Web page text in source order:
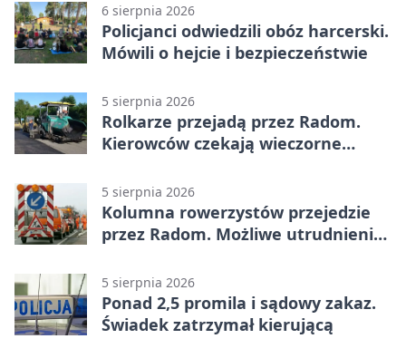
6 sierpnia 2026
Policjanci odwiedzili obóz harcerski.
Mówili o hejcie i bezpieczeństwie
5 sierpnia 2026
Rolkarze przejadą przez Radom.
Kierowców czekają wieczorne
5 sierpnia 2026
Kolumna rowerzystów przejedzie
przez Radom. Możliwe utrudnienia
5 sierpnia 2026
Ponad 2,5 promila i sądowy zakaz.
Świadek zatrzymał kierującą